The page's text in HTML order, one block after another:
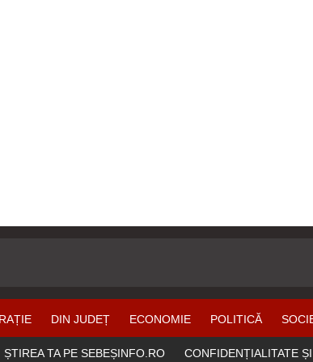
DIN JUDEȚ ECONOMIE POLITICĂ
ȘTIREA TA PE SEBEȘINFO.RO CONFIDENȚIALITATE